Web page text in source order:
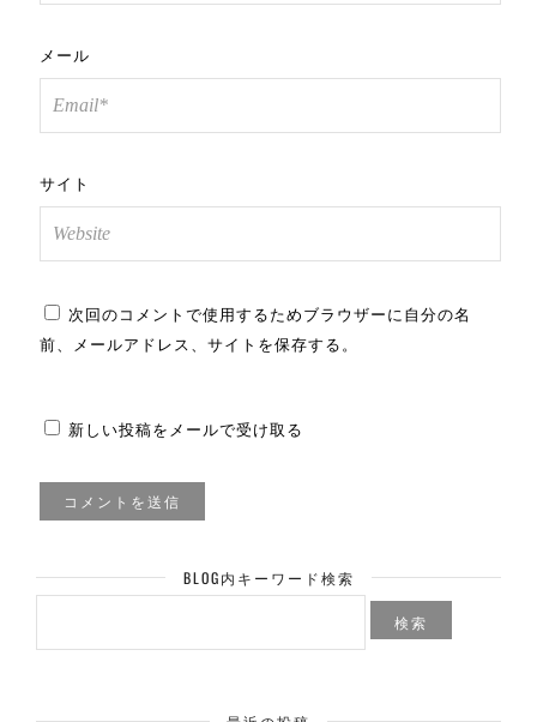
メール
サイト
次回のコメントで使用するためブラウザーに自分の名
前、メールアドレス、サイトを保存する。
新しい投稿をメールで受け取る
BLOG内キーワード検索
検